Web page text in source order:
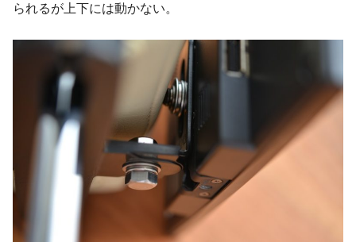
られるが上下には動かない。